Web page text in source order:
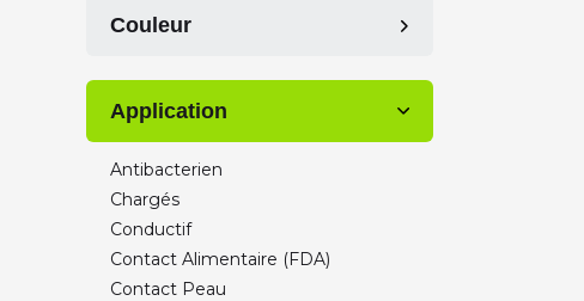
FormFutura
Optimus
Recreus
Smart materials 3D
Valoryeu
VOLUMIC ULTRA
X Strand
Zetamix by Nanoe
Couleur
Application
Antibacterien
Chargés
Conductif
Contact Alimentaire (FDA)
Contact Peau